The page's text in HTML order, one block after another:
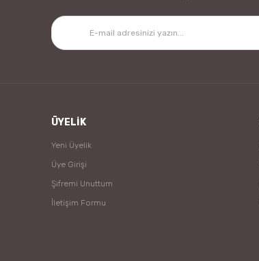
ÜYELİK
Yeni Üyelik
Üye Girişi
Şifremi Unuttum
İletişim Formu